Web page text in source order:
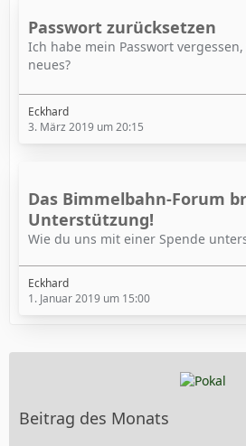
Passwort zurücksetzen
Ich habe mein Passwort
neues?
Eckhard
3. März 2019 um 20:15
Das Bimmelbahn-Forum
Unterstützung!
Wie du uns mit einer Spende
Eckhard
1. Januar 2019 um 15:00
Beitrag des Monats